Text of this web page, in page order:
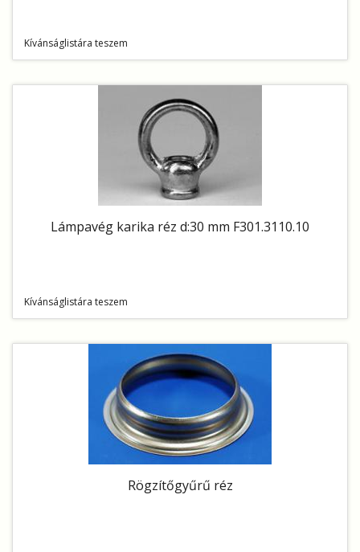
Kívánságlistára teszem
Lámpavég karika réz d:30 mm F301.3110.10
Kívánságlistára teszem
Rögzítőgyűrű réz